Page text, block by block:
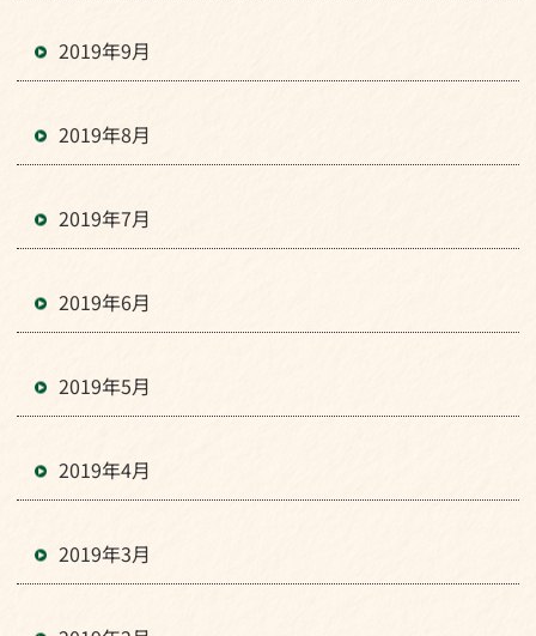
2019年9月
2019年8月
2019年7月
2019年6月
2019年5月
2019年4月
2019年3月